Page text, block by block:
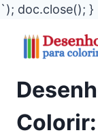
`); doc.close(); }
Conteúdo